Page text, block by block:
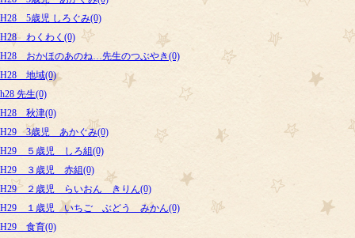
H28 5歳児 しろぐみ(0)
H28 わくわく(0)
H28 おかほのあのね…先生のつぶやき(0)
H28 地域(0)
h28 先生(0)
H28 秋津(0)
H29 3歳児 あかぐみ(0)
H29 ５歳児 しろ組(0)
H29 ３歳児 赤組(0)
H29 ２歳児 らいおん きりん(0)
H29 １歳児 いちご ぶどう みかん(0)
H29 食育(0)